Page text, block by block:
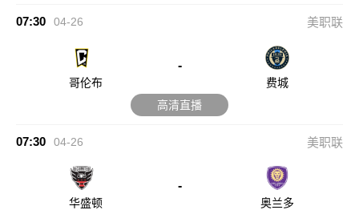
07:30 04-26 美职联
哥伦布
-
费城
高清直播
07:30 04-26 美职联
华盛顿
-
奥兰多